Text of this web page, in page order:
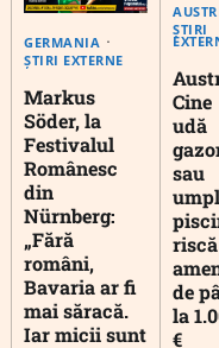
GERMANIA
ȘTIRI EXTERNE
Markus
Söder, la
Festivalul
Românesc
din
Nürnberg:
„Fără
români,
Bavaria ar fi
mai săracă.
Iar micii sunt
ȘTIRI
Cine
udă
sau
riscă
de
la
€